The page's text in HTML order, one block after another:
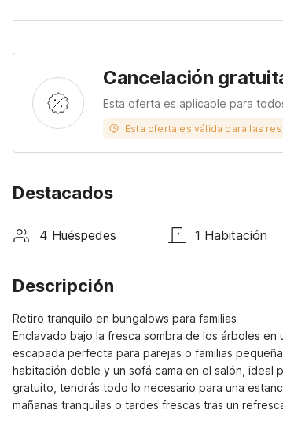
Cancelación
Esta oferta es aplicable para
Esta oferta es válida para las
Destacados
4 Huéspedes 1 Habitación
Descripción
Retiro tranquilo en bungalows para familias
Enclavado bajo la fresca sombra de los árboles
escapada perfecta para parejas o familias
habitación doble y un sofá cama en el salón, ideal
gratuito, tendrás todo lo necesario para una
mañanas tranquilas o tardes frescas tras un